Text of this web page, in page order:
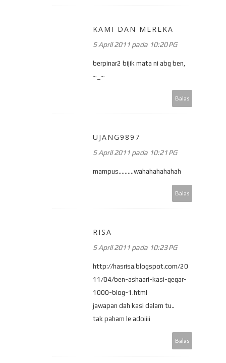
KAMI DAN MEREKA
5 April 2011 pada 10:20 PG
berpinar2 bijik mata ni abg ben,
~_~
Balas
UJANG9897
5 April 2011 pada 10:21 PG
mampus..........wahahahahahah
Balas
RISA
5 April 2011 pada 10:23 PG
http://hasrisa.blogspot.com/20
11/04/ben-ashaari-kasi-gegar-
1000-blog-1.html
jawapan dah kasi dalam tu..
tak paham le adoiiii
Balas